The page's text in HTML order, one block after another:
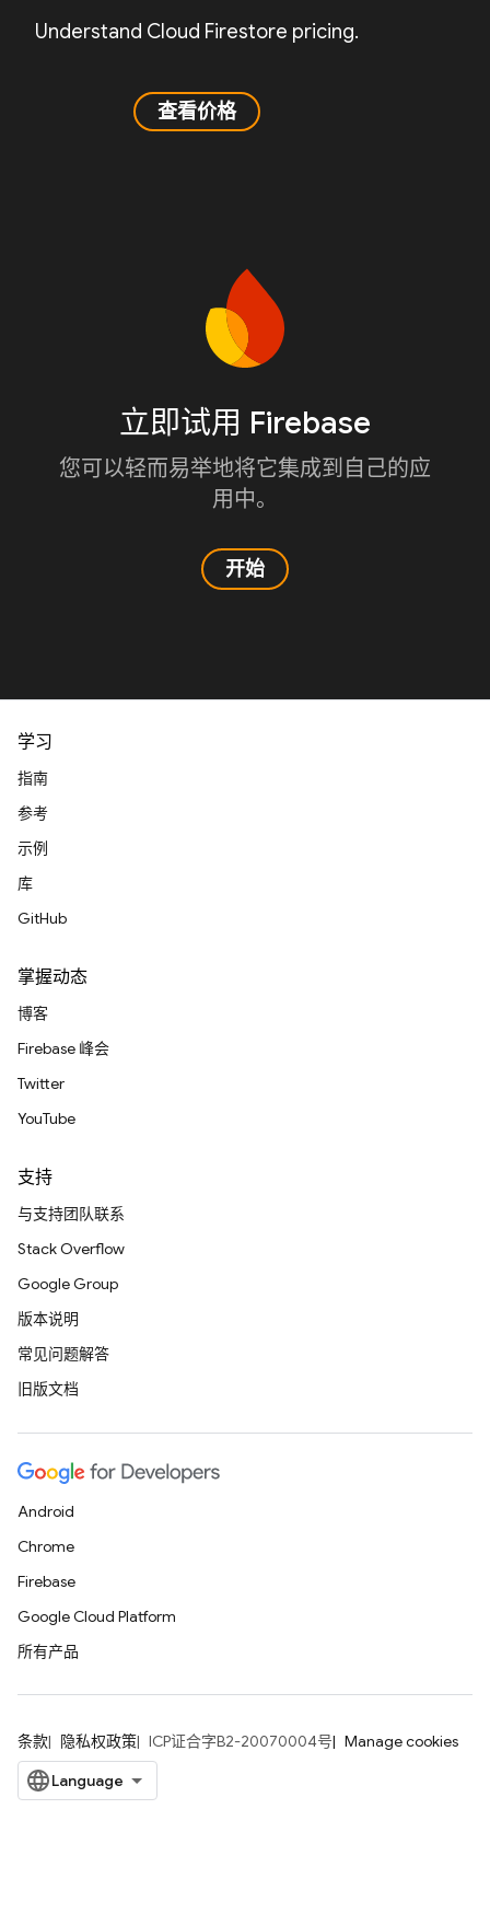
Understand Cloud Firestore pricing.
查看价格
立即试用 Firebase
您可以轻而易举地将它集成到自己的应
用中。
开始
学习
指南
参考
示例
库
GitHub
掌握动态
博客
Firebase 峰会
Twitter
YouTube
支持
与支持团队联系
Stack Overflow
Google Group
版本说明
常见问题解答
旧版文档
Android
Chrome
Firebase
Google Cloud Platform
所有产品
条款 隐私权政策 ICP证合字B2-20070004号 Manage cookies